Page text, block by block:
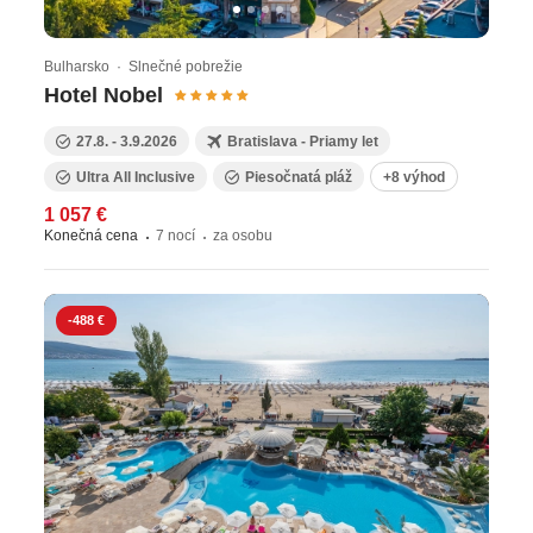
prečítajte nášho turistického sprievodcu
Bulharskom.
Hotel Nobel
Bulharsko · Slnečné pobrežie
27.8. - 3.9.2026 Bratislava - Priamy let
Ultra All Inclusive Piesočnatá pláž +8 výhod
1 057 €
Konečná cena 7 nocí za osobu
-488 €